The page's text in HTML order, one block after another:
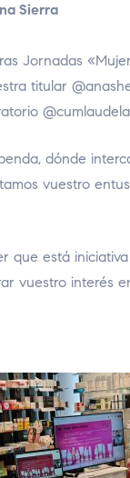
Sierra
Jornadas
titular
dónde
vuestro
que está
vuestro interés